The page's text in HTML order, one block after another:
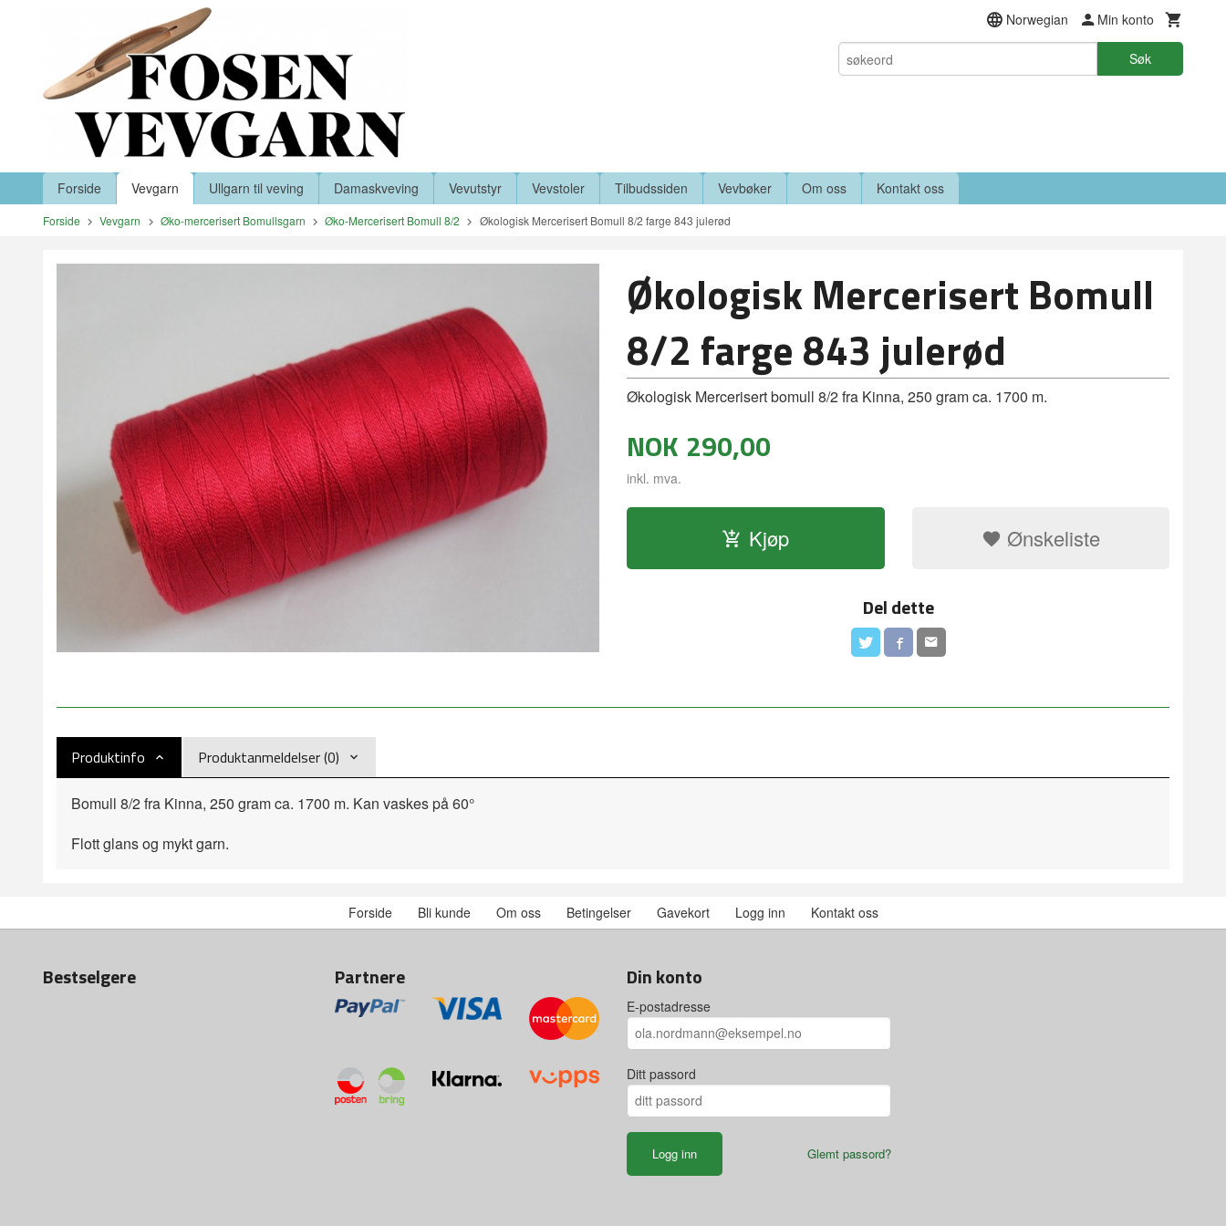
Norwegian Min konto
Søk
Produkter
Forside Vevgarn Ullgarn til veving Damaskveving Vevutstyr Vevstoler Tilbudssiden Vevbøker Om oss Kontakt oss
Forside Vevgarn Øko-mercerisert Bomullsgarn Øko-Mercerisert Bomull 8/2 Økologisk Mercerisert Bomull 8/2 farge 843 julerød
Økologisk Mercerisert Bomull
8/2 farge 843 julerød
Økologisk Mercerisert bomull 8/2 fra Kinna, 250 gram ca. 1700 m.
NOK 290,00
inkl. mva.
Kjøp Ønskeliste
Del dette
Produktinfo Produktanmeldelser (0)
Bomull 8/2 fra Kinna, 250 gram ca. 1700 m. Kan vaskes på 60°
Flott glans og mykt garn.
Forside Bli kunde Om oss Betingelser Gavekort Logg inn Kontakt oss
Bestselgere Partnere Din konto
E-postadresse
Ditt passord
Glemt passord?